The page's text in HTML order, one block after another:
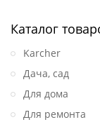
Каталог
Karcher
Дача, сад
Для дома
Для ремонта